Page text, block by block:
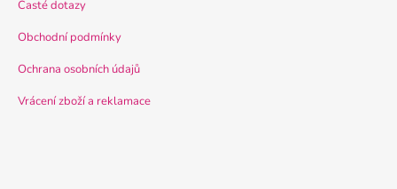
Časté dotazy
Obchodní podmínky
Ochrana osobních údajů
Vrácení zboží a reklamace